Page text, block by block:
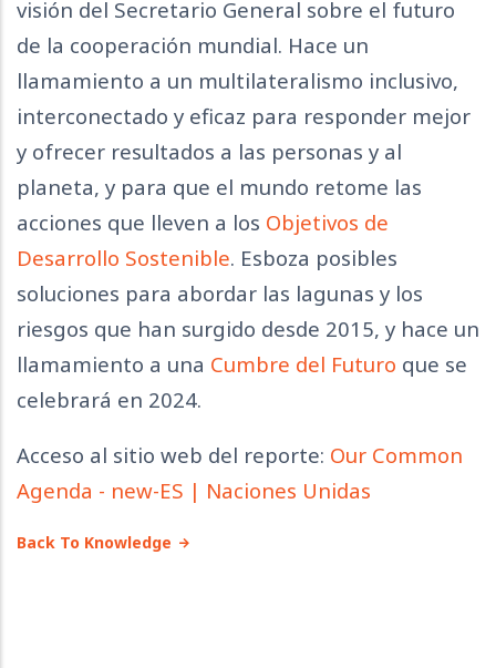
visión del Secretario General sobre el futuro
de la cooperación mundial. Hace un
llamamiento a un multilateralismo inclusivo,
interconectado y eficaz para responder mejor
y ofrecer resultados a las personas y al
planeta, y para que el mundo retome las
acciones que lleven a los Objetivos de
Desarrollo Sostenible. Esboza posibles
soluciones para abordar las lagunas y los
riesgos que han surgido desde 2015, y hace un
llamamiento a una Cumbre del Futuro que se
celebrará en 2024.
Acceso al sitio web del reporte: Our Common
Agenda - new-ES | Naciones Unidas
Back To Knowledge